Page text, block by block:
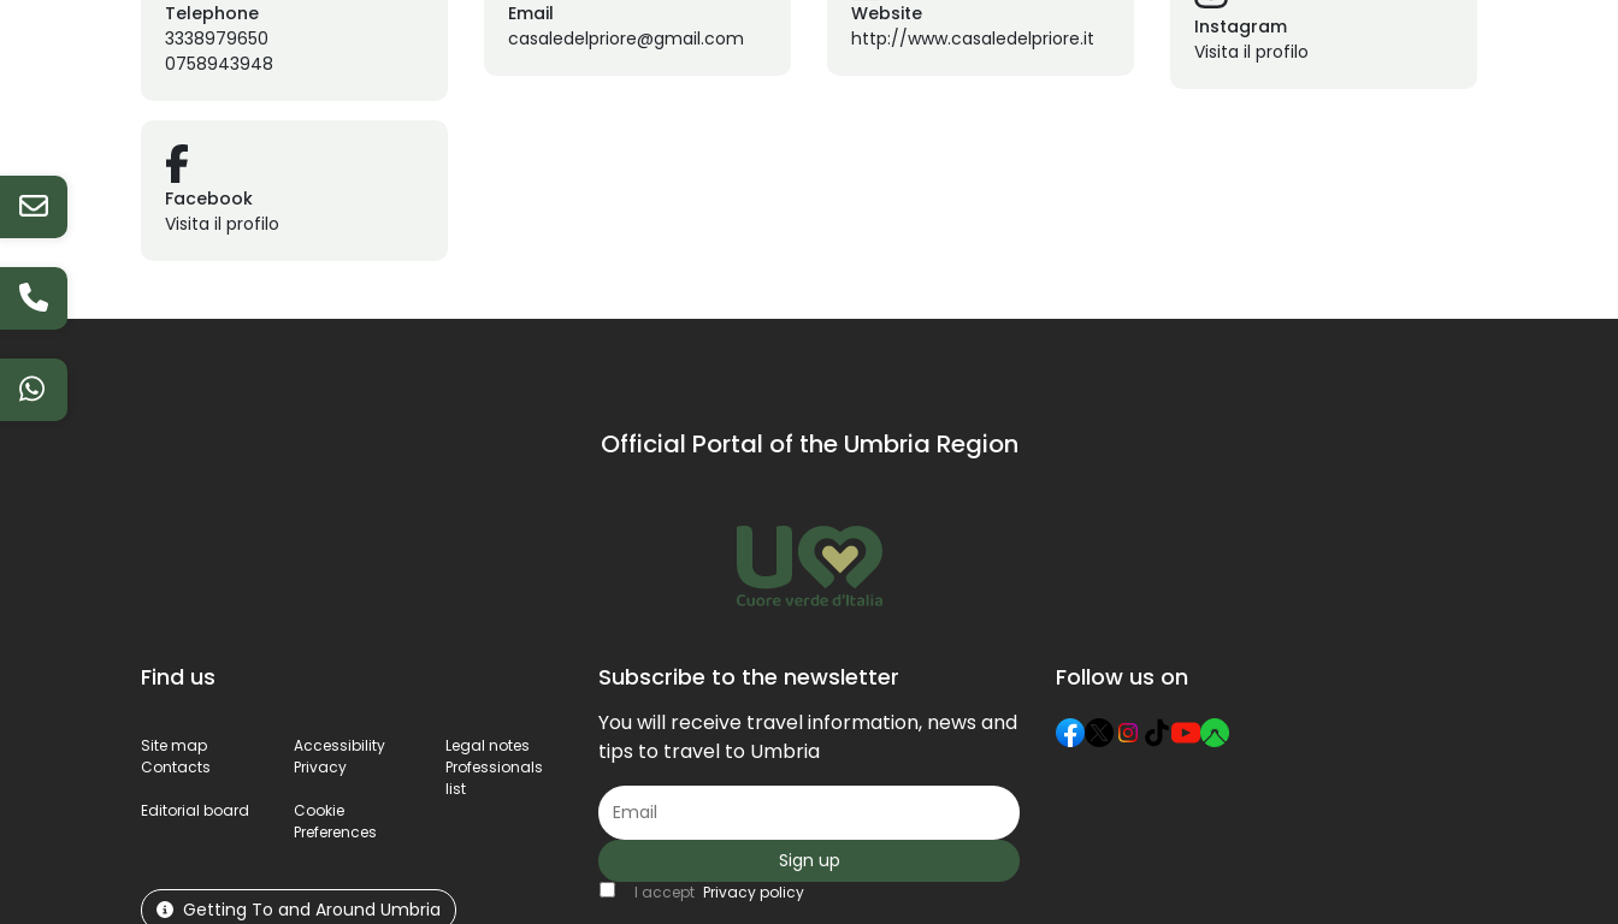
Telephone
3338979650
0758943948
Email
casaledelpriore@gmail.com
Website
http://www.casaledelpriore.it
Instagram
Visita il profilo
Facebook
Visita il profilo
Official Portal of the Umbria Region
Find us
Site map Accessibility
Legal notes
Contacts
Privacy
Professionals
list
Editorial board
Cookie
Preferences
Getting To and Around Umbria
Subscribe to the newsletter
You will receive travel information, news and
tips to travel to Umbria
Sign up
I accept Privacy policy
Follow us on